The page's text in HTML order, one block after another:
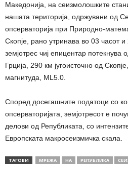
Македонија, на сеизмолошките
нашата територија, одржувани од
опсерваторија при Природно-
Скопје, рано утринава во 03 часот
земјотрес чиј епицентар потекнува
Грција, 290 км југоисточно од
магнитуда, ML5.0.
Според досегашните податоци со
опсерваторијата, земјотресот е
делови од Републиката, со
Европската макросеизмичка скала.
ТАГОВИ МРЕЖА НА РЕПУБЛИКА